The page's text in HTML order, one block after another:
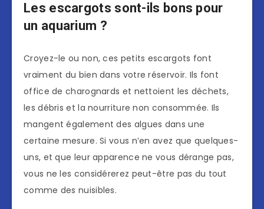
Les escargots sont-ils bons pour
un aquarium ?
Croyez-le ou non, ces petits escargots font
vraiment du bien dans votre réservoir. Ils font
office de charognards et nettoient les déchets,
les débris et la nourriture non consommée. Ils
mangent également des algues dans une
certaine mesure. Si vous n’en avez que quelques-
uns, et que leur apparence ne vous dérange pas,
vous ne les considérerez peut-être pas du tout
comme des nuisibles.